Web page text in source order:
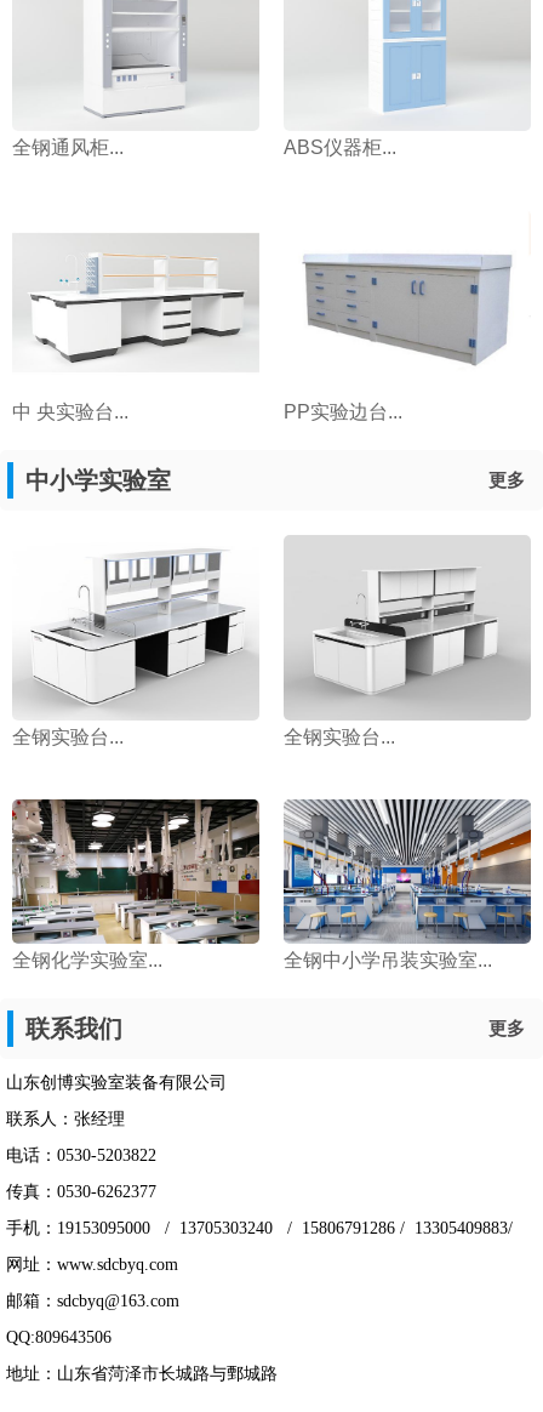
全钢通风柜... ABS仪器柜...
中 央实验台... PP实验边台...
中小学实验室 更多
全钢实验台... 全钢实验台...
全钢化学实验室... 全钢中小学吊装实验室...
联系我们 更多
山东创博实验室装备有限公司
联系人：张经理
电话：0530-5203822
传真：0530-6262377
手机：19153095000 / 13705303240 / 15806791286 / 13305409883/
网址：www.sdcbyq.com
邮箱：sdcbyq@163.com
QQ:809643506
地址：山东省菏泽市长城路与鄄城路